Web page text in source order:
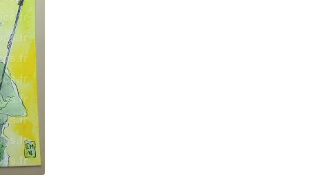
être
choisies
sur
la
page
du
produit